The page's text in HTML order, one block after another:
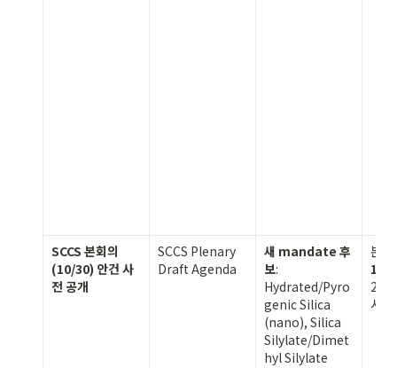
SCCS 본회의
(10/30) 안건 사
전 공개
SCCS Plenary
Draft Agenda
새 mandate 후
보:
Hydrated/Pyro
genic Silica
(nano), Silica
Silylate/Dimet
hyl Silylate
본
10-
시